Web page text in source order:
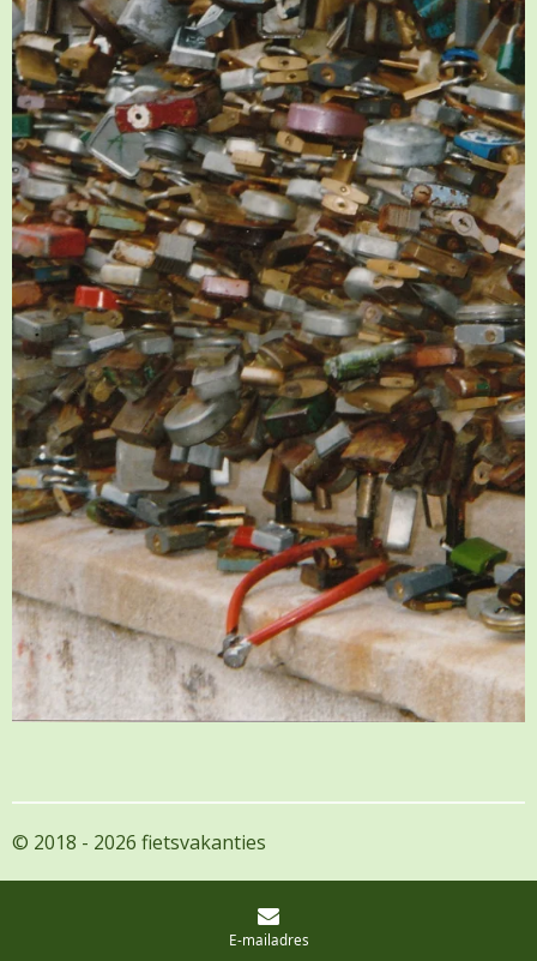
© 2018 - 2026 fietsvakanties
E-mailadres